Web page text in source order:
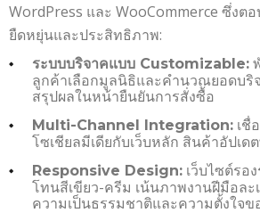
WordPress และ WooCommerce ซึ่งต
ยืดหยุ่นและประสิทธิภาพ:
ระบบบริจาคแบบ Customizable:
ลูกค้าเลือกมูลนิธิและคำนวณยอดบริ
สรุปผลในหน้ายืนยันการสั่งซื้อ
Multi-Channel Integration: เชื่
โซเชียลมีเดียกับเว็บหลัก สินค้าอัปเ
Responsive Design: เว็บไซต์ร
โทนสีเขียว-ครีม เน้นภาพงานฝีมือละ
ความเป็นธรรมชาติและความตั้งใจข